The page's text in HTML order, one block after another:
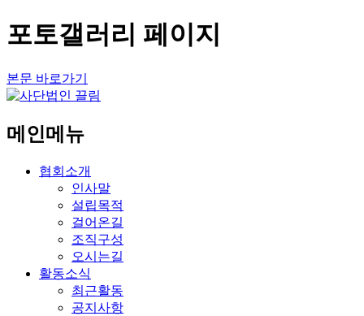
포토갤러리 페이지
본문 바로가기
메인메뉴
협회소개
인사말
설립목적
걸어온길
조직구성
오시는길
활동소식
최근활동
공지사항